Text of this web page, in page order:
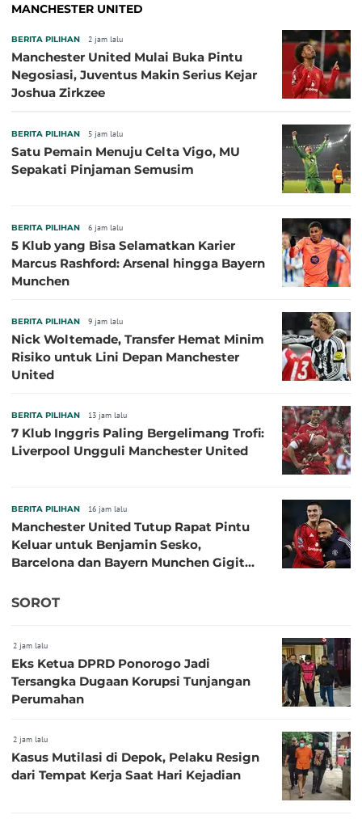
MANCHESTER UNITED
BERITA PILIHAN 2 jam lalu
Manchester United Mulai Buka Pintu
Negosiasi, Juventus Makin Serius Kejar
Joshua Zirkzee
BERITA PILIHAN 5 jam lalu
Satu Pemain Menuju Celta Vigo, MU
Sepakati Pinjaman Semusim
BERITA PILIHAN 6 jam lalu
5 Klub yang Bisa Selamatkan Karier
Marcus Rashford: Arsenal hingga Bayern
Munchen
BERITA PILIHAN 9 jam lalu
Nick Woltemade, Transfer Hemat Minim
Risiko untuk Lini Depan Manchester
United
BERITA PILIHAN 13 jam lalu
7 Klub Inggris Paling Bergelimang Trofi:
Liverpool Ungguli Manchester United
BERITA PILIHAN 16 jam lalu
Manchester United Tutup Rapat Pintu
Keluar untuk Benjamin Sesko,
Barcelona dan Bayern Munchen Gigit
SOROT
2 jam lalu
Eks Ketua DPRD Ponorogo Jadi
Tersangka Dugaan Korupsi Tunjangan
Perumahan
2 jam lalu
Kasus Mutilasi di Depok, Pelaku Resign
dari Tempat Kerja Saat Hari Kejadian